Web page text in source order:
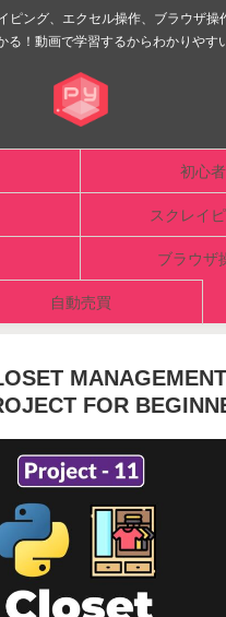
ピング、エクセル操作、ブラウザ操
る！動画で学習するからわかりやす
初心者
スクレイ
ブラウザ
自動売買
MANAGEMENT
FOR